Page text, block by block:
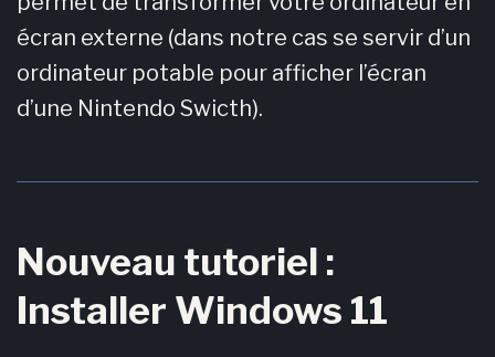
écran externe (dans notre cas se servir d’un
ordinateur potable pour afficher l’écran
d’une Nintendo Swicth).
Nouveau tutoriel :
Installer Windows 11